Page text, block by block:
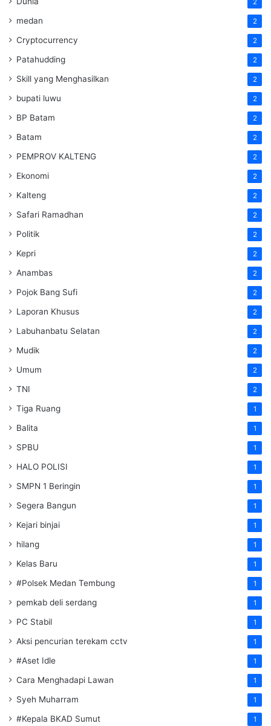
2
medan 2
Cryptocurrency 2
Patahudding 2
Skill yang Menghasilkan 2
bupati luwu 2
BP Batam 2
Batam 2
PEMPROV KALTENG 2
Ekonomi 2
Kalteng 2
Safari Ramadhan 2
Politik 2
Kepri 2
Anambas 2
Pojok Bang Sufi 2
Laporan Khusus 2
Labuhanbatu Selatan 2
Mudik 2
Umum 2
TNI 2
Tiga Ruang 1
Balita 1
SPBU 1
HALO POLISI 1
SMPN 1 Beringin 1
Segera Bangun 1
Kejari binjai 1
hilang 1
Kelas Baru 1
#Polsek Medan Tembung 1
pemkab deli serdang 1
PC Stabil 1
Aksi pencurian terekam cctv 1
#Aset Idle 1
Cara Menghadapi Lawan 1
Syeh Muharram 1
#Kepala BKAD Sumut 1